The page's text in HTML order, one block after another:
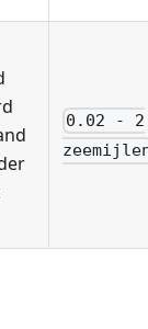
0.02 - 2